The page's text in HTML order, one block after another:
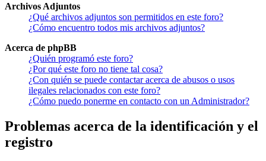
Archivos Adjuntos
¿Qué archivos adjuntos son permitidos en este foro?
¿Cómo encuentro todos mis archivos adjuntos?
Acerca de phpBB
¿Quién programó este foro?
¿Por qué este foro no tiene tal cosa?
¿Con quién se puede contactar acerca de abusos o usos
ilegales relacionados con este foro?
¿Cómo puedo ponerme en contacto con un Administrador?
Problemas acerca de la identificación y el
registro